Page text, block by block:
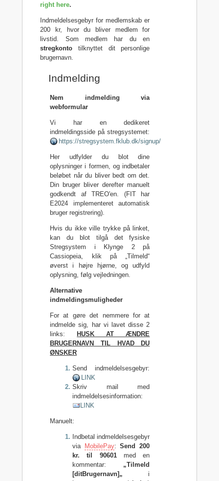
right here.
Indmeldelsesgebyr for medlemskab er
200 kr, hvor du bliver medlem for
livstid. Som medlem har du en
stregkonto tilknyttet dit personlige
brugernavn.
Indmelding
Nem indmelding via
webformular
Vi har en dedikeret
indmeldingsside på stregsystemet:
https://stregsystem.fklub.dk/signup/
Her udfylder du blot dine
oplysninger i formen, og indbetaler
beløbet når du bliver bedt om det.
Din bruger bliver derefter manuelt
godkendt af TREO'en. (FIT har
E2024 implementeret automatisk
bruger registrering).
Hvis du ikke ville trykke på linket,
kan du blot tilgå det fysiske
Stregsystem i Klynge 2 på
Cassiopeia, klik på „Tilmeld“
øverst i højre hjørne, og udfyld
oplysning, følg vejledningen.
Alternative
indmeldingsmuligheder
For at gøre det nemmere for at
indmelde sig, har vi lavet disse 2
links:
HUSK AT ÆNDRE
BRUGERNAVN TIL HVAD DU
ØNSKER
Send indmeldelsesgebyr:
LINK
Skriv mail med
indmeldelsesinformation:
LINK
Manuelt:
Indbetal indmeldelsesgebyr
via MobilePay:Send 200
kr. til 90601med en
kommentar: „Tilmeld
[ditBrugernavn]„ i